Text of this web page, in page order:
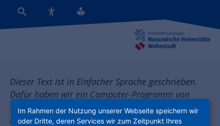
Dieser Text ist in Einfacher Sprache geschrieben.
Dafür haben wir ein Computer-Programm von
SUMM AI (https://summ-ai.com/) benutzt.
Menschen mit Behinderungen haben den Text nicht
Im Rahmen der Nutzung unserer Webseite speichern wir
oder Dritte, deren Services wir zum Zeitpunkt Ihres